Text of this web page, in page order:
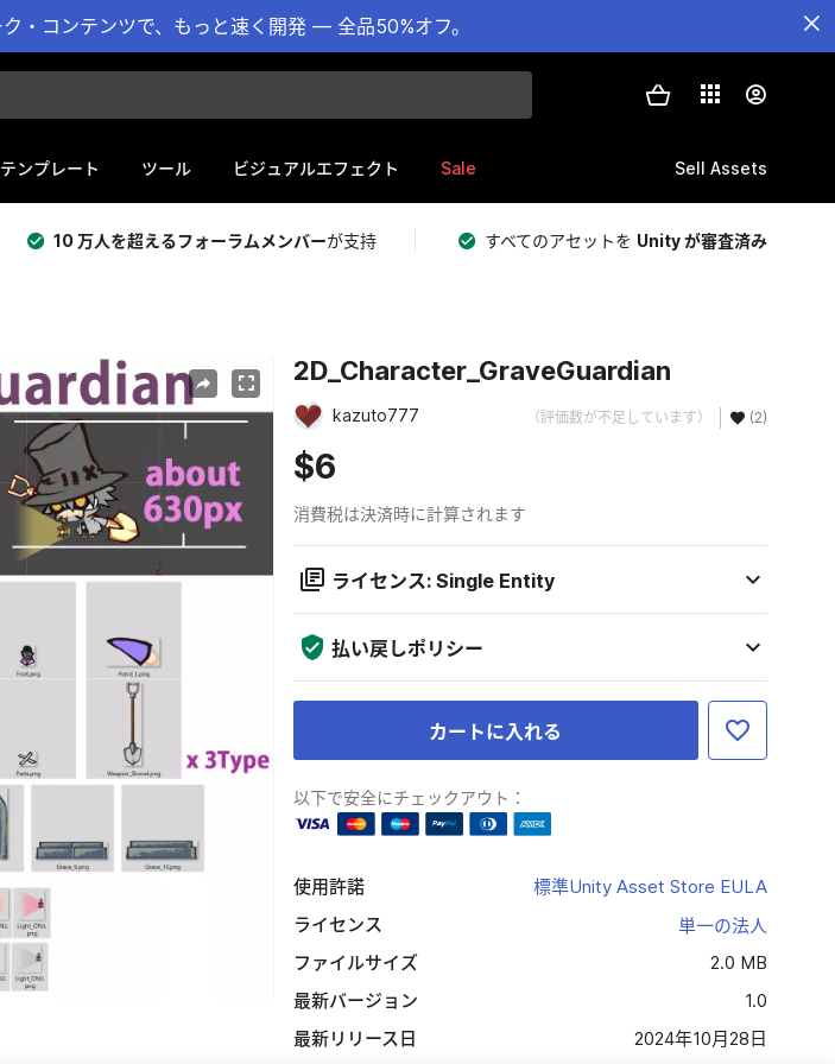
・コンテンツで、もっと速く開発 — 全品50%オフ。
テンプレート ツール ビジュアルエフェクト Sale Sell Assets
10 万人を超えるフォーラムメンバーが支持 すべてのアセットを Unity が審査済み
2D_Character_GraveGuardian
kazuto777 （評価数が不足しています） (2)
$6
消費税は決済時に計算されます
ライセンス: Single Entity
払い戻しポリシー
カートに入れる
以下で安全にチェックアウト：
使用許諾
標準Unity Asset Store EULA
ライセンス
単一の法人
ファイルサイズ
2.0 MB
最新バージョン
1.0
最新リリース日
2024年10月28日